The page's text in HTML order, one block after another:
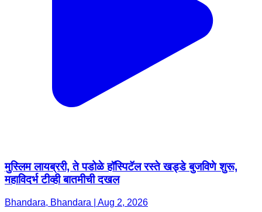
मुस्लिम लायब्ररी, ते पडोळे हॉस्पिटॅल रस्ते खड्डे बुजविणे शुरू,
महाविदर्भ टीव्ही बातमीची दखल
Bhandara, Bhandara | Aug 2, 2026